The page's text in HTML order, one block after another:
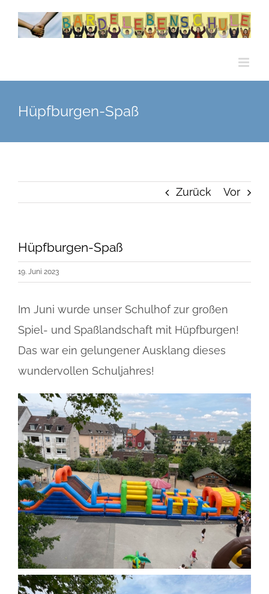
Zum
Inhalt
Hüpfburgen-Spaß
Zurück Vor
Hüpfburgen-Spaß
19. Juni 2023
Im Juni wurde unser Schulhof zur großen
Spiel- und Spaßlandschaft mit Hüpfburgen!
Das war ein gelungener Ausklang dieses
wundervollen Schuljahres!